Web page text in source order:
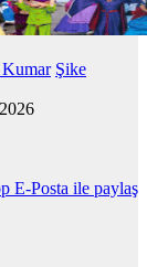
Kumar Şike
E-Posta ile paylaş